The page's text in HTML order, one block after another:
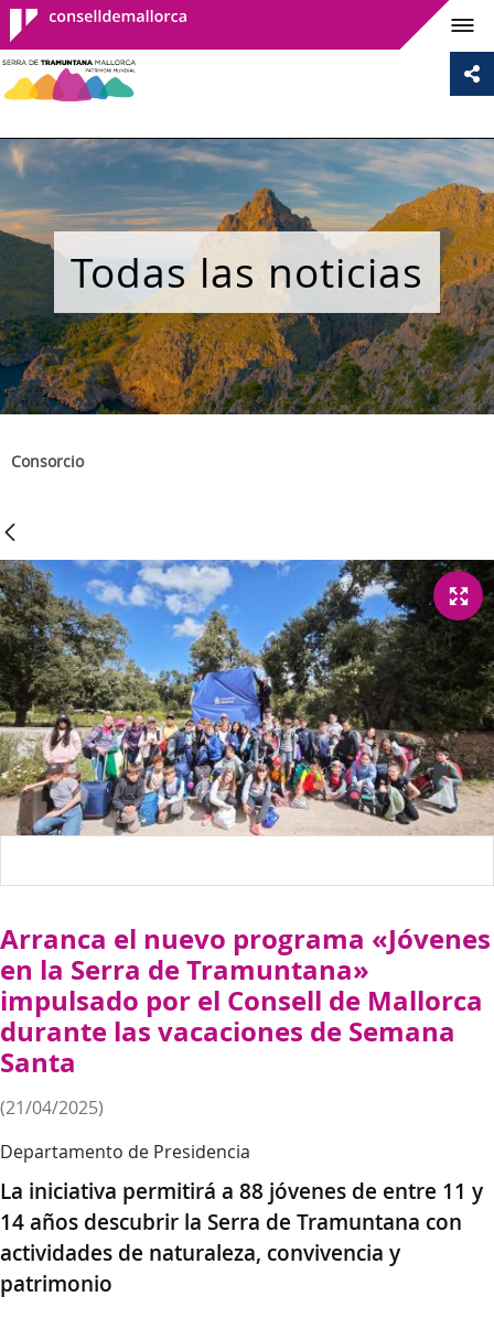
Consell de
Mallorca
Todas las noticias
Consorcio
Arranca el nuevo programa «Jóvenes
en la Serra de Tramuntana»
impulsado por el Consell de Mallorca
durante las vacaciones de Semana
Santa
(21/04/2025)
Departamento de Presidencia
La iniciativa permitirá a 88 jóvenes de entre 11 y
14 años descubrir la Serra de Tramuntana con
actividades de naturaleza, convivencia y
patrimonio